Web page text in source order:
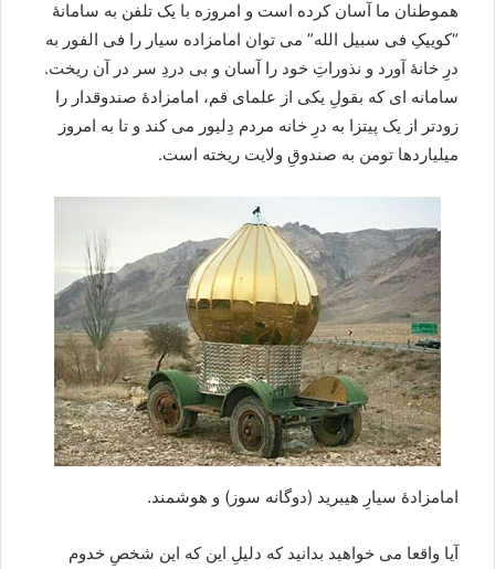
هموطنان ما آسان کرده است و امروزه با یک تلفن به سامانۀ
“کوییکِ فی سبیل الله” می توان امامزاده سیار را فی الفور به
درِ خانۀ آورد و نذوراتِ خود را آسان و بی دردِ سر در آن ریخت.
سامانه ای که بقولِ یکی از علمای قم، امامزادۀ صندوقدار را
زودتر از یک پیتزا به درِ خانه مردم دِلیور می کند و تا به امروز
میلیاردها تومن به صندوقِ ولایت ریخته است.
امامزادۀ سیارِ هیبرید (دوگانه سوز) و هوشمند.
آیا واقعا می خواهید بدانید که دلیلِ این که این شخصِ خدوم